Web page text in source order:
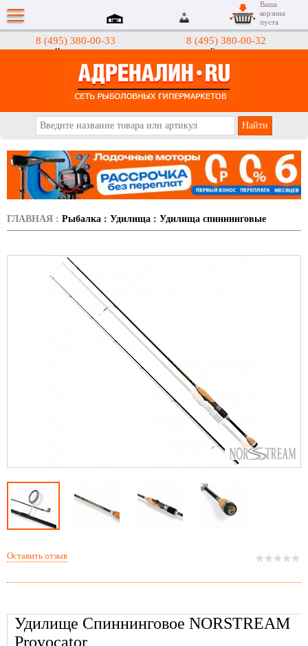
8 (495) 380-00-33
Интернет-магазин
8 (495) 380-00-32
Гипермаркеты
Ваша
корзина
пуста
ГЛАВНАЯ : Рыбалка : Удилища : Удилища спиннинговые
Удилище Спиннинговое NORSTREAM
Provocator
Оставить отзыв